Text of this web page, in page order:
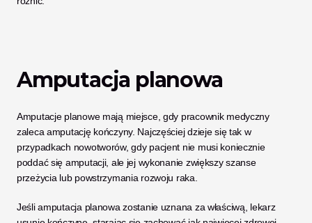
Amputacja planowa
Amputacje planowe mają miejsce, gdy pracownik medyczny
zaleca amputację kończyny. Najczęściej dzieje się tak w
przypadkach nowotworów, gdy pacjent nie musi koniecznie
poddać się amputacji, ale jej wykonanie zwiększy szanse
przeżycia lub powstrzymania rozwoju raka.
Jeśli amputacja planowa zostanie uznana za właściwą, lekarz